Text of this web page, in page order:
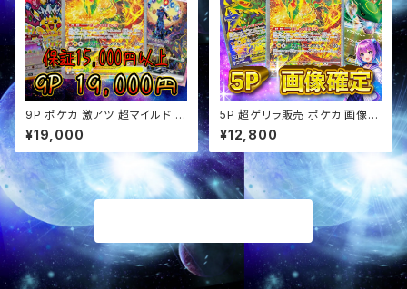
9P ポケカ 激アツ 超マイルド オ
リパ
¥19,000
5P 超ゲリラ販売 ポケカ 画像確
定 オリパ
¥12,800